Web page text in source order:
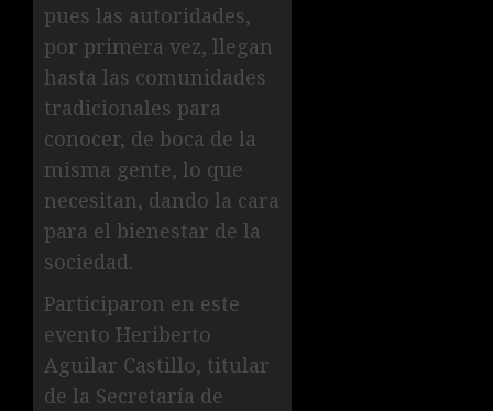
pues las autoridades,
por primera vez, llegan
hasta las comunidades
tradicionales para
conocer, de boca de la
misma gente, lo que
necesitan, dando la cara
para el bienestar de la
sociedad.
Participaron en este
evento Heriberto
Aguilar Castillo, titular
de la Secretaría de